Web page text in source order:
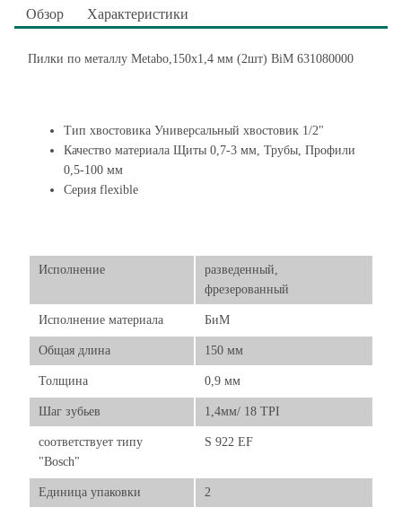
Обзор Характеристики
Пилки по металлу Metabo,150х1,4 мм (2шт) BiM 631080000
Тип хвостовика Универсальный хвостовик 1/2"
Качество материала Щиты 0,7-3 мм, Трубы, Профили
0,5-100 мм
Серия flexible
Исполнение
разведенный,
фрезерованный
Исполнение материала БиМ
Общая длина 150 мм
Толщина 0,9 мм
Шаг зубьев 1,4мм/ 18 TPI
соответствует типу
"Bosch"
S 922 EF
Единица упаковки 2